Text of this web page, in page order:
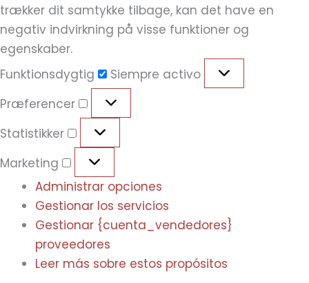
trækker dit samtykke tilbage, kan det have en
negativ indvirkning på visse funktioner og
egenskaber.
Funktionsdygtig
Siempre activo
Præferencer
Statistikker
Marketing
Administrar opciones
Gestionar los servicios
Gestionar {cuenta_vendedores}
proveedores
Leer más sobre estos propósitos